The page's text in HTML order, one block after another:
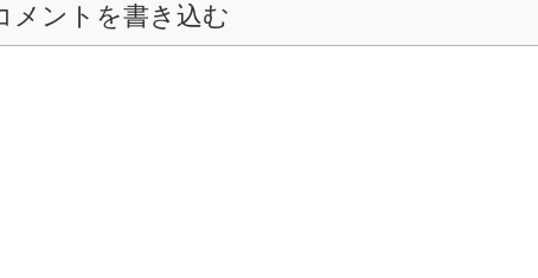
メントを書き込む